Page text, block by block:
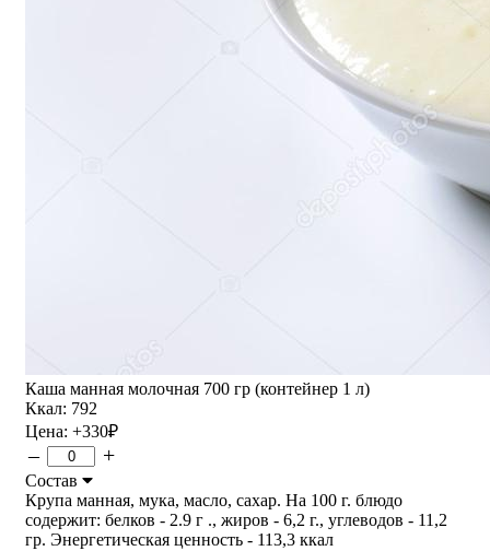
Каша манная молочная 700 гр (контейнер 1 л)
Ккал: 792
Цена: +330₽
– +
Состав
Крупа манная, мука, масло, сахар. На 100 г. блюдо
содержит: белков - 2.9 г ., жиров - 6,2 г., углеводов - 11,2
гр. Энергетическая ценность - 113,3 ккал